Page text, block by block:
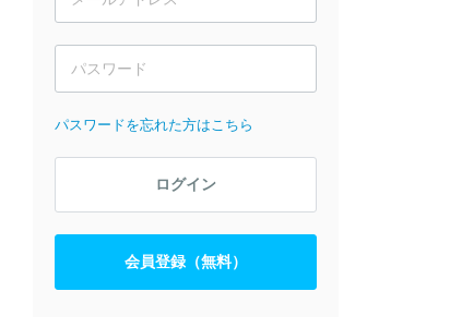
パスワードを忘れた方はこちら
ログイン
会員登録（無料）